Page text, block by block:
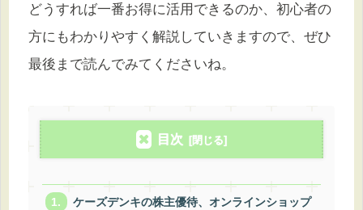
どうすれば一番お得に活用できるのか、初心者の
方にもわかりやすく解説していきますので、ぜひ
最後まで読んでみてくださいね。
目次
ケーズデンキの株主優待、オンラインショップ